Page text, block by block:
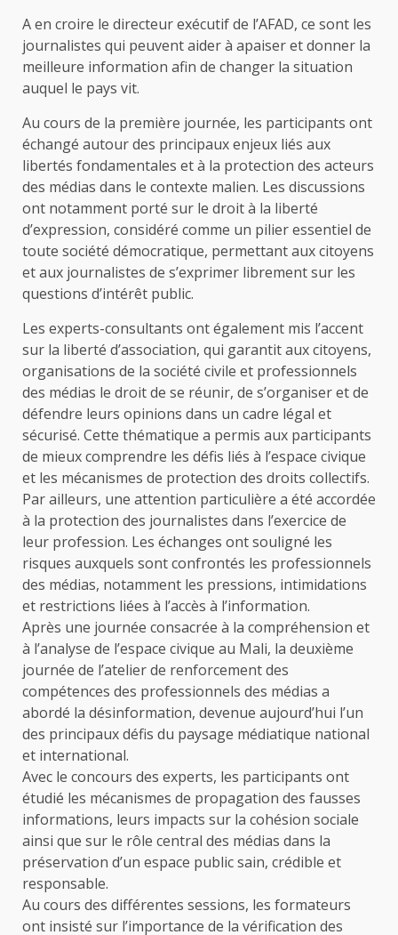
A en croire le directeur exécutif de l’AFAD, ce sont les
journalistes qui peuvent aider à apaiser et donner la
meilleure information afin de changer la situation
auquel le pays vit.
Au cours de la première journée, les participants ont
échangé autour des principaux enjeux liés aux
libertés fondamentales et à la protection des acteurs
des médias dans le contexte malien. Les discussions
ont notamment porté sur le droit à la liberté
d’expression, considéré comme un pilier essentiel de
toute société démocratique, permettant aux citoyens
et aux journalistes de s’exprimer librement sur les
questions d’intérêt public.
Les experts-consultants ont également mis l’accent
sur la liberté d’association, qui garantit aux citoyens,
organisations de la société civile et professionnels
des médias le droit de se réunir, de s’organiser et de
défendre leurs opinions dans un cadre légal et
sécurisé. Cette thématique a permis aux participants
de mieux comprendre les défis liés à l’espace civique
et les mécanismes de protection des droits collectifs.
Par ailleurs, une attention particulière a été accordée
à la protection des journalistes dans l’exercice de
leur profession. Les échanges ont souligné les
risques auxquels sont confrontés les professionnels
des médias, notamment les pressions, intimidations
et restrictions liées à l’accès à l’information.
Après une journée consacrée à la compréhension et
à l’analyse de l’espace civique au Mali, la deuxième
journée de l’atelier de renforcement des
compétences des professionnels des médias a
abordé la désinformation, devenue aujourd’hui l’un
des principaux défis du paysage médiatique national
et international.
Avec le concours des experts, les participants ont
étudié les mécanismes de propagation des fausses
informations, leurs impacts sur la cohésion sociale
ainsi que sur le rôle central des médias dans la
préservation d’un espace public sain, crédible et
responsable.
Au cours des différentes sessions, les formateurs
ont insisté sur l’importance de la vérification des